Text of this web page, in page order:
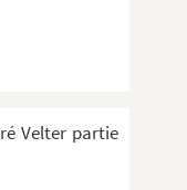
Velter partie